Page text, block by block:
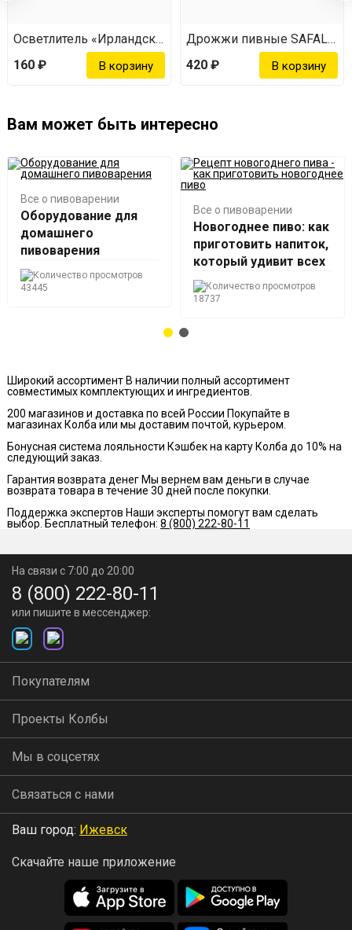
Осветлитель «Ирландский мох»
160 ₽
Дрожжи пивные SAFALE
420 ₽
Вам может быть интересно
Все о пивоварении
Оборудование для
домашнего
пивоварения
43445
Все о пивоварении
Новогоднее пиво: как
приготовить напиток,
который удивит всех
18737
Широкий ассортимент В наличии полный ассортимент
совместимых комплектующих и ингредиентов.
200 магазинов и доставка по всей России Покупайте в
магазинах Колба или мы доставим почтой, курьером.
Бонусная система лояльности Кэшбек на карту Колба до 10% на
следующий заказ.
Гарантия возврата денег Мы вернем вам деньги в случае
возврата товара в течение 30 дней после покупки.
Поддержка экспертов Наши эксперты помогут вам сделать
выбор. Бесплатный телефон: 8 (800) 222-80-11
На связи с 7:00 до 20:00
8 (800) 222-80-11
или пишите в мессенджер:
Покупателям
Проекты Колбы
Мы в соцсетях
Связаться с нами
Ваш город: Ижевск
Скачайте наше приложение